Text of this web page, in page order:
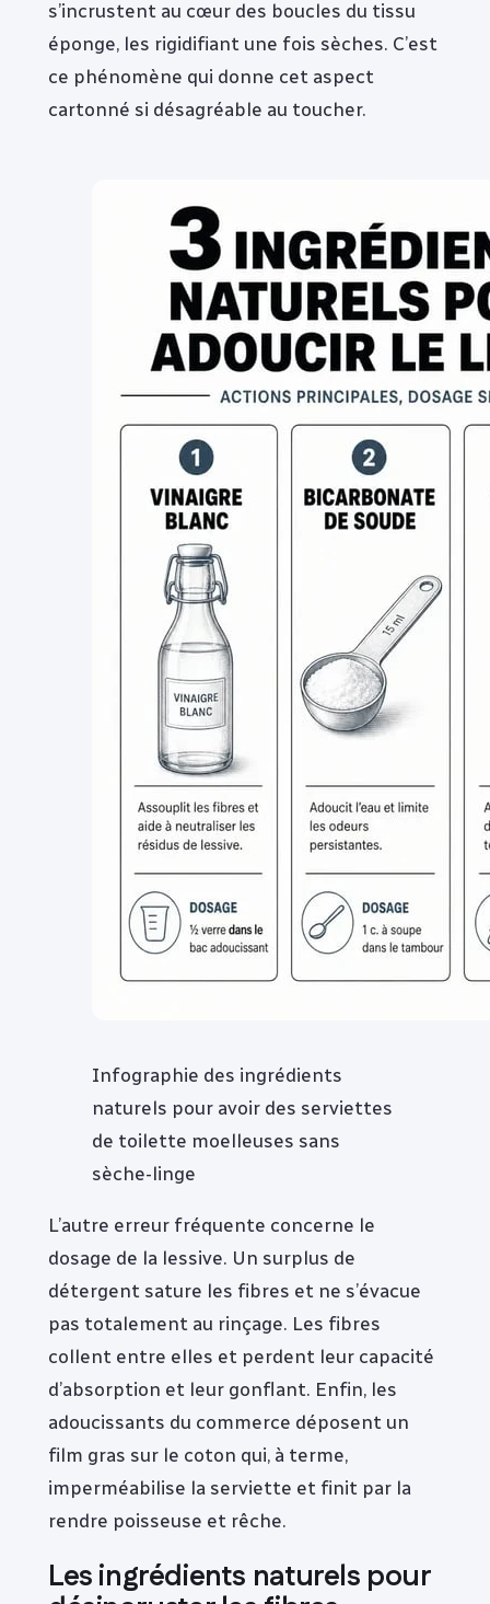
s’incrustent au cœur des boucles du tissu
éponge, les rigidifiant une fois sèches. C’est
ce phénomène qui donne cet aspect
cartonné si désagréable au toucher.
Infographie des ingrédients
naturels pour avoir des serviettes
de toilette moelleuses sans
sèche-linge
L’autre erreur fréquente concerne le
dosage de la lessive. Un surplus de
détergent sature les fibres et ne s’évacue
pas totalement au rinçage. Les fibres
collent entre elles et perdent leur capacité
d’absorption et leur gonflant. Enfin, les
adoucissants du commerce déposent un
film gras sur le coton qui, à terme,
imperméabilise la serviette et finit par la
rendre poisseuse et rêche.
Les ingrédients naturels pour